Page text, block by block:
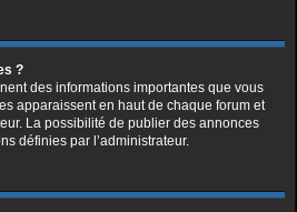
?
des informations importantes que vous
apparaissent en haut de chaque forum et
La possibilité de publier des annonces
définies par l’administrateur.